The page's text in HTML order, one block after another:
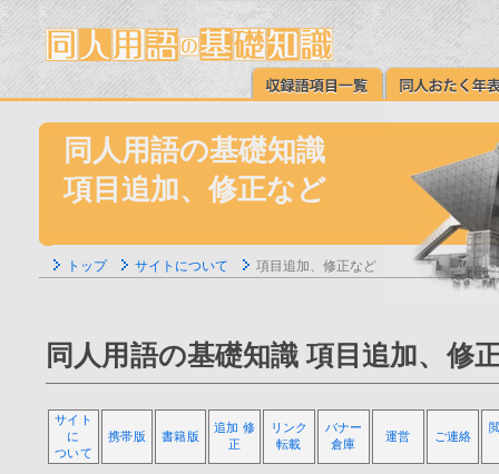
同人用語の基礎知識
項目追加、修正など
トップ サイトについて 項目追加、修正など
同人用語の基礎知識 項目追加、修
サイト
に
ついて
携帯版 書籍版
追加 修
正
リンク
転載
バナー
倉庫
運営 ご連絡